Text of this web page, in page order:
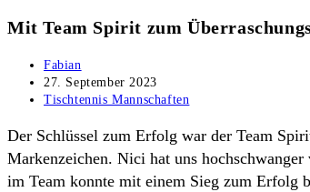
Mit Team Spirit zum
Beitrags-
Autor:
Fabian
Beitrag
veröffentlicht:
27. September 2023
Beitrags-
Tischtennis Mannschaften
Der Schlüssel zum Erfolg war der Team
Markenzeichen. Nici hat uns
im Team konnte mit einem Sieg zum Erfolg